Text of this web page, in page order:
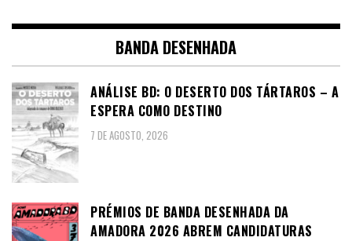
BANDA DESENHADA
ANÁLISE BD: O DESERTO DOS TÁRTAROS – A
ESPERA COMO DESTINO
7 DE AGOSTO, 2026
PRÉMIOS DE BANDA DESENHADA DA
AMADORA 2026 ABREM CANDIDATURAS